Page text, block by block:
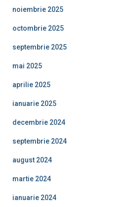
noiembrie 2025
octombrie 2025
septembrie 2025
mai 2025
aprilie 2025
ianuarie 2025
decembrie 2024
septembrie 2024
august 2024
martie 2024
ianuarie 2024